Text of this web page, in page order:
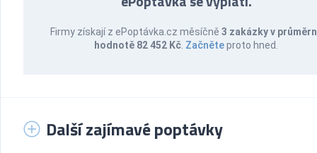
Firmy získají z ePoptávka.cz měsíčně 3 zakázky v
hodnotě 82 452 Kč Začněteproto hned.
Další zajímavé poptávky